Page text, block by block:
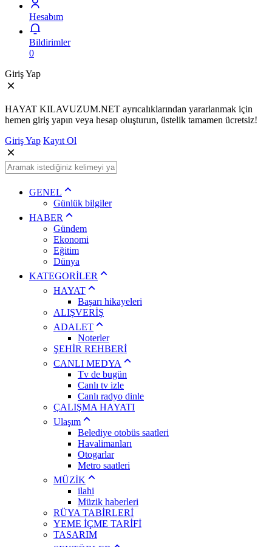
Hesabım
Bildirimler
0
Giriş Yap
HAYAT KILAVUZUM.NET ayrıcalıklarından yararlanmak için
hemen giriş yapın veya hesap oluşturun, üstelik tamamen ücretsiz!
Giriş Yap Kayıt Ol
GENEL
Günlük bilgiler
HABER
Gündem
Ekonomi
Eğitim
Dünya
KATEGORİLER
HAYAT
Başarı hikayeleri
ALIŞVERİŞ
ADALET
Noterler
ŞEHİR REHBERİ
CANLI MEDYA
Tv de bugün
Canlı tv izle
Canlı radyo dinle
ÇALIŞMA HAYATI
Ulaşım
Belediye otobüs saatleri
Havalimanları
Otogarlar
Metro saatleri
MÜZİK
ilahi
Müzik haberleri
RÜYA TABİRLERİ
YEME İÇME TARİFİ
TASARIM